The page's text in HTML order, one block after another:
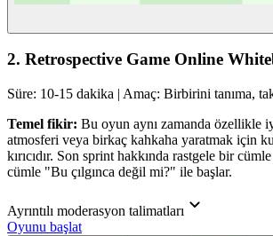
2. Retrospective Game Online
Süre: 10-15 dakika | Amaç: Birbirini tanıma,
Temel fikir: Bu oyun aynı zamanda özellikle
atmosferi veya birkaç kahkaha yaratmak için
kırıcıdır. Son sprint hakkında rastgele bir
cümle "Bu çılgınca değil mi?" ile başlar.
Ayrıntılı moderasyon talimatları
Oyunu başlat